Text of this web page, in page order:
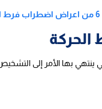
6 من اعراض اضطراب فرط الحركة وتشتت الانتباه كيفية علاجه
الحركة
بها الأمر إلى